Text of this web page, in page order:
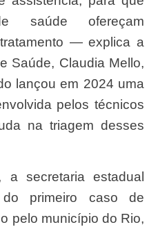
saúde ofereçam
— explica a
Saúde, Claudia Mello,
lançou em 2024 uma
pelos técnicos
na triagem desses
primeiro caso de
pelo município do Rio,